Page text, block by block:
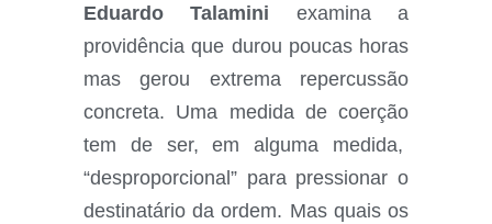
Eduardo Talamini examina a
providência que durou poucas horas
mas gerou extrema repercussão
concreta. Uma medida de coerção
tem de ser, em alguma medida,
“desproporcional” para pressionar o
destinatário da ordem. Mas quais os